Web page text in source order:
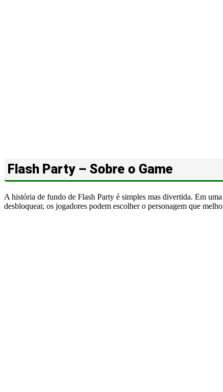
Flash Party – Sobre o Game
A história de fundo de Flash Party é simples mas divertida. Em
desbloquear, os jogadores podem escolher o personagem que